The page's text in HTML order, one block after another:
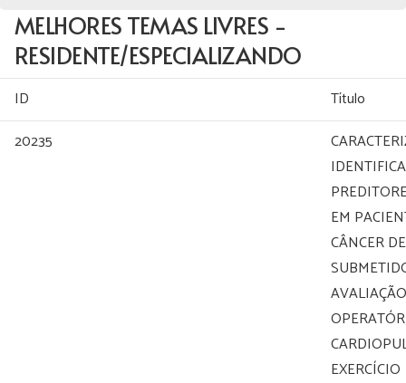
MELHORES TEMAS LIVRES -
RESIDENTE/ESPECIALIZANDO
ID
Título
20235
EM
CÂNCER
EXERCÍCIO